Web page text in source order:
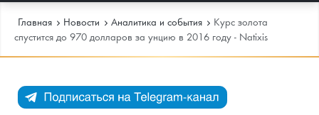
Каталог Монет
Инфо
Главная Новости Аналитика и события
Курс золота
спустится до 970 долларов за унцию в 2016 году - Natixis